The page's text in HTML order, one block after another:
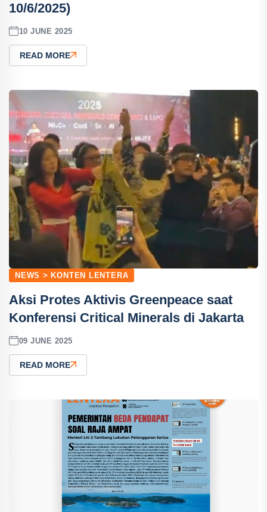
10/6/2025)
10 JUNE 2025
READ MORE
NEWS > KONTEN LENTERA
Aksi Protes Aktivis Greenpeace saat
Konferensi Critical Minerals di Jakarta
09 JUNE 2025
READ MORE